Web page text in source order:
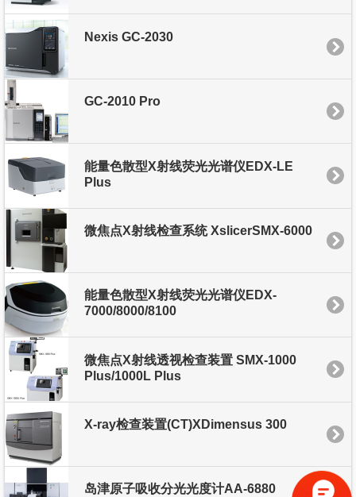
Nexis GC-2030
GC-2010 Pro
能量色散型X射线荧光光谱仪EDX-LE
Plus
微焦点X射线检查系统 XslicerSMX-6000
能量色散型X射线荧光光谱仪EDX-
7000/8000/8100
微焦点X射线透视检查装置 SMX-1000
Plus/1000L Plus
X-ray检查装置(CT)XDimensus 300
岛津原子吸收分光光度计AA-6880